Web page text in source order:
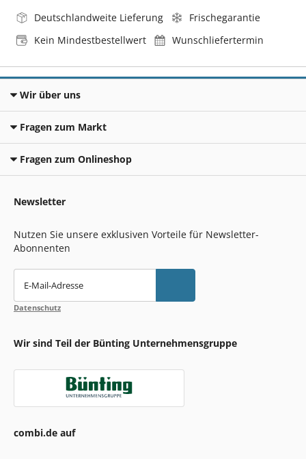
Deutschlandweite Lieferung
Frischegarantie
Kein Mindestbestellwert
Wunschliefertermin
Wir über uns
Fragen zum Markt
Fragen zum Onlineshop
Newsletter
Nutzen Sie unsere exklusiven Vorteile für Newsletter-
Abonnenten
E-Mail-Adresse
Datenschutz
Wir sind Teil der Bünting Unternehmensgruppe
combi.de auf